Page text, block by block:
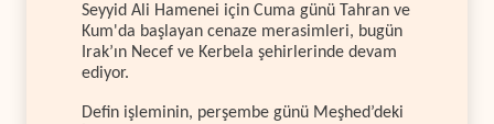
Seyyid Ali Hamenei için Cuma günü Tahran ve
Kum'da başlayan cenaze merasimleri, bugün
Irak’ın Necef ve Kerbela şehirlerinde devam
ediyor.
Defin işleminin, perşembe günü Meşhed’deki